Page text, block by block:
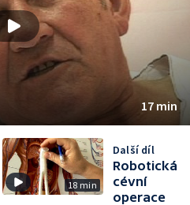
17 min
18 min
Další díl
Robotická
cévní
operace